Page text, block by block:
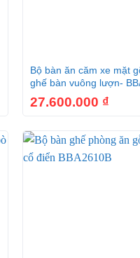
Bộ bàn ăn căm xe mặt
ghế bàn vuông lượn-
27.600.000 ₫